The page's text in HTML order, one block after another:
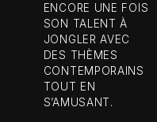
ENCORE UNE FOIS
SON TALENT À
JONGLER AVEC
DES THÈMES
CONTEMPORAINS
TOUT EN
S’AMUSANT.